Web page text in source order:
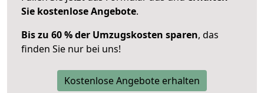
Sie kostenlose Angebote.
Bis zu 60 % der Umzugskosten sparen, das
finden Sie nur bei uns!
Kostenlose Angebote erhalten